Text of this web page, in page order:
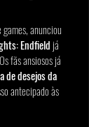
anunciou
Endfield já
fãs ansiosos já
de desejos da
antecipado às